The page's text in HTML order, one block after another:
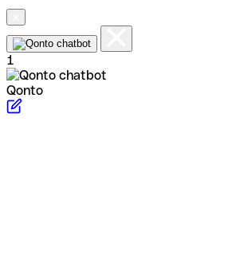
1
Qonto